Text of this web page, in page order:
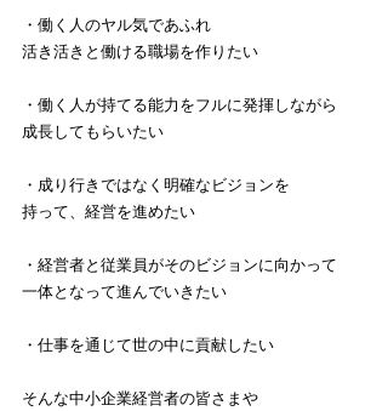
・働く人のヤル気であふれ
活き活きと働ける職場を作りたい
・働く人が持てる能力をフルに発揮しながら
成長してもらいたい
・成り行きではなく明確なビジョンを
持って、経営を進めたい
・経営者と従業員がそのビジョンに向かって
一体となって進んでいきたい
・仕事を通じて世の中に貢献したい
そんな中小企業経営者の皆さまや